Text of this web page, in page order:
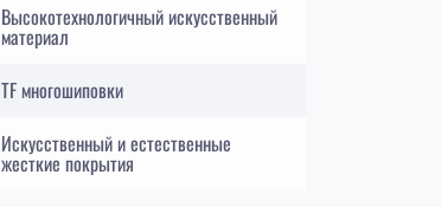
Высокотехнологичный искусственный
материал
TF многошиповки
Искусственный и естественные
жесткие покрытия